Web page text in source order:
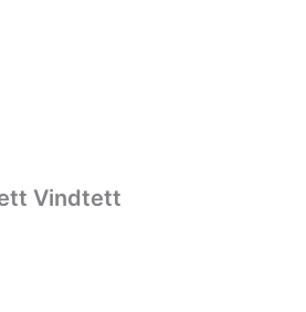
Vindtett